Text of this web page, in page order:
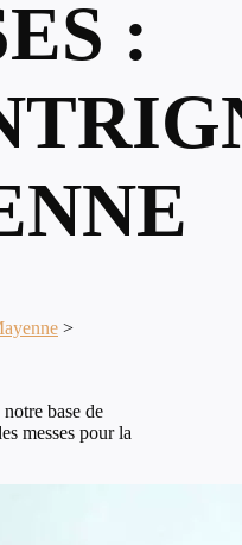
:
>
base de
messes pour la